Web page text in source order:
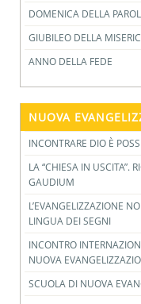
DOMENICA DELLA
GIUBILEO DELLA
ANNO DELLA FEDE
NUOVA
INCONTRARE DIO È
LA “CHIESA IN USCITA”.
GAUDIUM
L’EVANGELIZZAZIONE
LINGUA DEI SEGNI
INCONTRO
NUOVA
SCUOLA DI NUOVA